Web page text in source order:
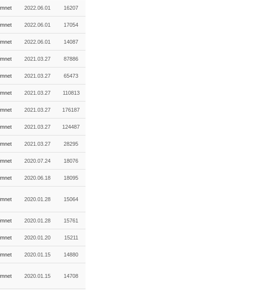
2022.06.01 16207
2022.06.01 17054
2022.06.01 14087
2021.03.27 87886
2021.03.27 65473
2021.03.27 110813
2021.03.27 176187
2021.03.27 124487
2021.03.27 28295
2020.07.24 18076
2020.06.18 18095
2020.01.28 15064
2020.01.28 15761
2020.01.20 15211
2020.01.15 14880
2020.01.15 14708